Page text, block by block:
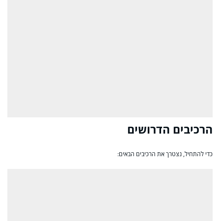
הרכיבים הדרושים
כדי להתחיל, נצטרך את הרכיבים הבאים: